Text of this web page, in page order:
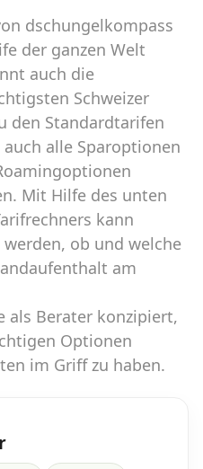
dschungelkompass
der ganzen Welt
auch die
Schweizer
den Standardtarifen
alle Sparoptionen
Mit Hilfe des unten
kann
ob und welche
am
als Berater konzipiert,
Optionen
im Griff zu haben.